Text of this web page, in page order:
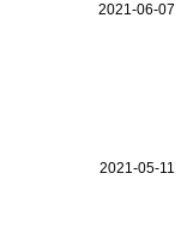
2021-06-07
2021-05-11